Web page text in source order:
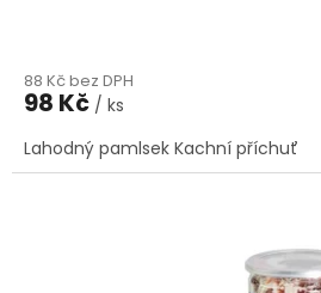
88 Kč bez DPH
98 Kč / ks
Lahodný pamlsek Kachní příchuť